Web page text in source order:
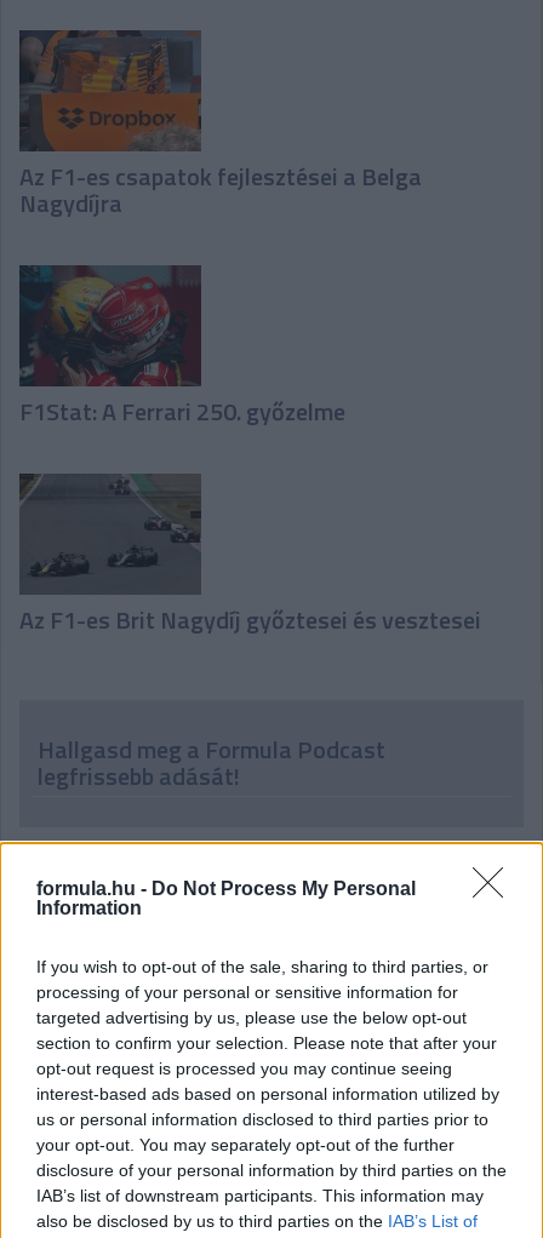
formula.hu - Do Not Process My Personal
Information
If you wish to opt-out of the sale, sharing to third parties, or
processing of your personal or sensitive information for
targeted advertising by us, please use the below opt-out
section to confirm your selection. Please note that after your
opt-out request is processed you may continue seeing
interest-based ads based on personal information utilized by
us or personal information disclosed to third parties prior to
your opt-out. You may separately opt-out of the further
disclosure of your personal information by third parties on the
IAB’s list of downstream participants. This information may
also be disclosed by us to third parties on the IAB’s List of
Az F1-es csapatok fejlesztései a Belga
Nagydíjra
F1Stat: A Ferrari 250. győzelme
Az F1-es Brit Nagydíj győztesei és vesztesei
Hallgasd meg a Formula Podcast
legfrissebb adását!